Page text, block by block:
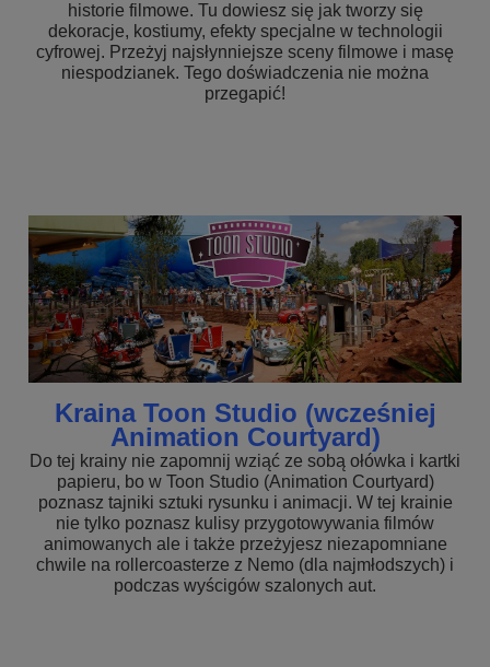
historie filmowe. Tu dowiesz się jak tworzy się
dekoracje, kostiumy, efekty specjalne w technologii
cyfrowej. Przeżyj najsłynniejsze sceny filmowe i masę
niespodzianek. Tego doświadczenia nie można
przegapić!
Kraina Toon Studio (wcześniej
Animation Courtyard)
Do tej krainy nie zapomnij wziąć ze sobą ołówka i kartki
papieru, bo w Toon Studio (Animation Courtyard)
poznasz tajniki sztuki rysunku i animacji. W tej krainie
nie tylko poznasz kulisy przygotowywania filmów
animowanych ale i także przeżyjesz niezapomniane
chwile na rollercoasterze z Nemo (dla najmłodszych) i
podczas wyścigów szalonych aut.